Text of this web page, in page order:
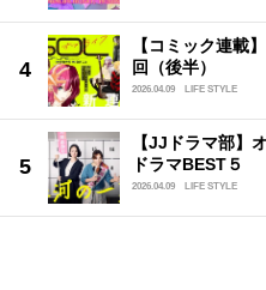
【コミック連載
回（後半）
2026.04.09 LIFE STYLE
【JJドラマ部】
ドラマBEST５
2026.04.09 LIFE STYLE